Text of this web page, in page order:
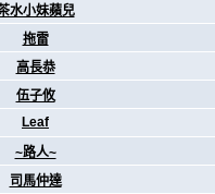
水小妹蘋兒
拖雷
高長恭
伍子攸
Leaf
~路人~
司馬仲達